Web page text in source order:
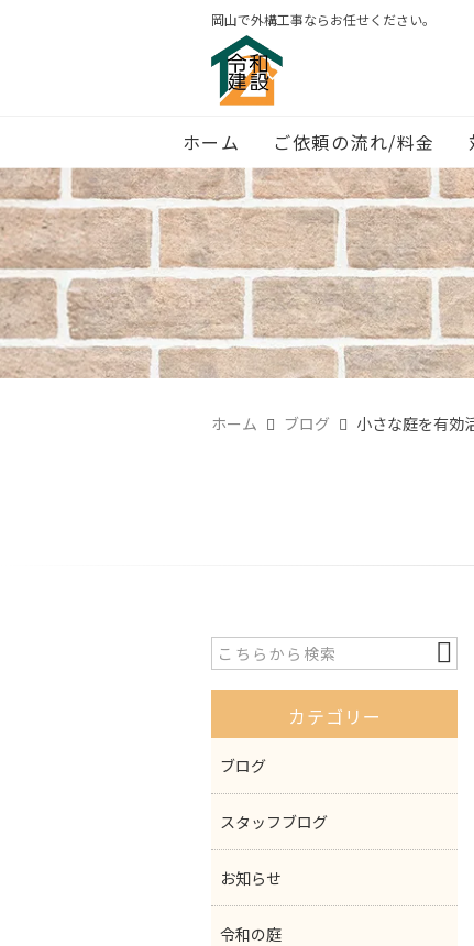
岡山で外構工事ならお任せください。
ホーム ご依頼の流れ/料金
ホーム ブログ 小さな庭を有効
カテゴリー
ブログ
スタッフブログ
お知らせ
令和の庭